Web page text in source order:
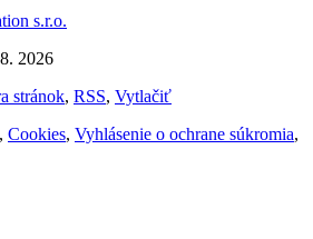
s.r.o.
2026
stránok, RSS, Vytlačiť
, Cookies, Vyhlásenie o ochrane súkromia,